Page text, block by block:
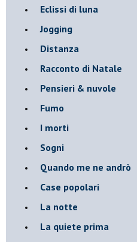
Eclissi di luna
Jogging
Distanza
Racconto di Natale
Pensieri & nuvole
Fumo
I morti
Sogni
Quando me ne andrò
Case popolari
La notte
La quiete prima